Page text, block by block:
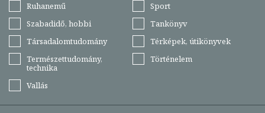
Ruhanemű
Sport
Szabadidő, hobbi
Tankönyv
Társadalomtudomány
Térképek, útikönyvek
Természettudomány,
technika
Történelem
Vallás